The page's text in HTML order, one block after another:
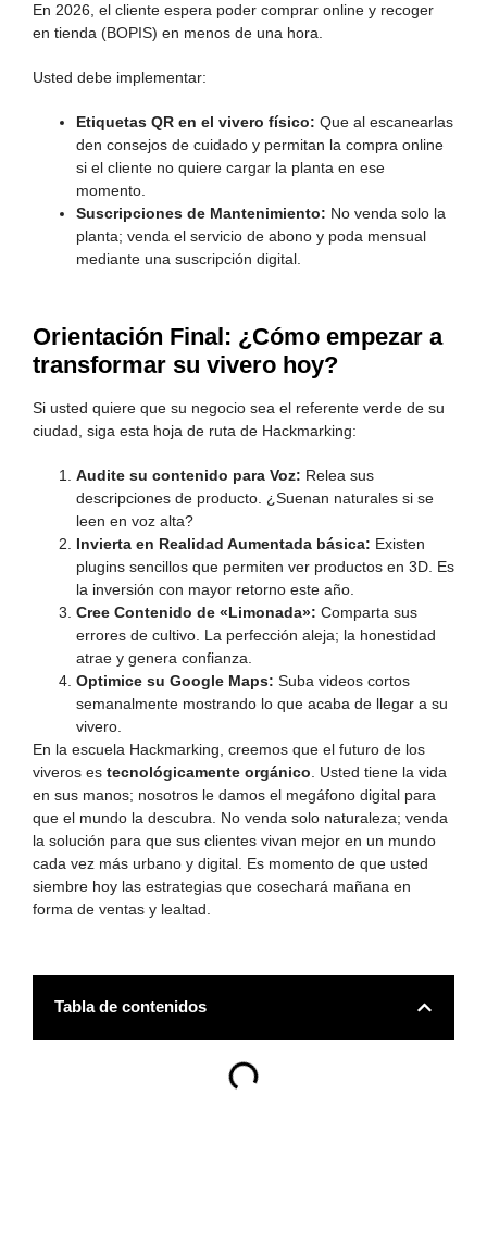
En 2026, el cliente espera poder comprar online y recoger
en tienda (BOPIS) en menos de una hora.
Usted debe implementar:
Etiquetas QR en el vivero físico: Que al escanearlas
den consejos de cuidado y permitan la compra online
si el cliente no quiere cargar la planta en ese
momento.
Suscripciones de Mantenimiento: No venda solo la
planta; venda el servicio de abono y poda mensual
mediante una suscripción digital.
Orientación Final: ¿Cómo empezar a
transformar su vivero hoy?
Si usted quiere que su negocio sea el referente verde de su
ciudad, siga esta hoja de ruta de Hackmarking:
Audite su contenido para Voz: Relea sus
descripciones de producto. ¿Suenan naturales si se
leen en voz alta?
Invierta en Realidad Aumentada básica: Existen
plugins sencillos que permiten ver productos en 3D. Es
la inversión con mayor retorno este año.
Cree Contenido de «Limonada»: Comparta sus
errores de cultivo. La perfección aleja; la honestidad
atrae y genera confianza.
Optimice su Google Maps: Suba videos cortos
semanalmente mostrando lo que acaba de llegar a su
vivero.
En la escuela Hackmarking, creemos que el futuro de los
viveros es tecnológicamente orgánico . Usted tiene la vida
en sus manos; nosotros le damos el megáfono digital para
que el mundo la descubra. No venda solo naturaleza; venda
la solución para que sus clientes vivan mejor en un mundo
cada vez más urbano y digital. Es momento de que usted
siembre hoy las estrategias que cosechará mañana en
forma de ventas y lealtad.
Tabla de contenidos